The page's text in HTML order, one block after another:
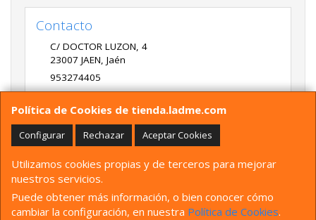
Política de Cookies de tienda.ladme.com
Configurar Rechazar Aceptar Cookies
Utilizamos cookies propias y de terceros para mejorar
nuestros servicios.
Puede obtener más información, o bien conocer cómo
cambiar la configuración, en nuestra Política de Cookies.
Contacto
C/ DOCTOR LUZON, 4
23007 JAEN, Jaén
953274405
LADME@LADME.COM
Horario
9:30 A 14:00 Y 17:00 A 20:00 DE LUNES A VIERNES
, , , , España. - C.I.F.: B23766397 - Tfno: